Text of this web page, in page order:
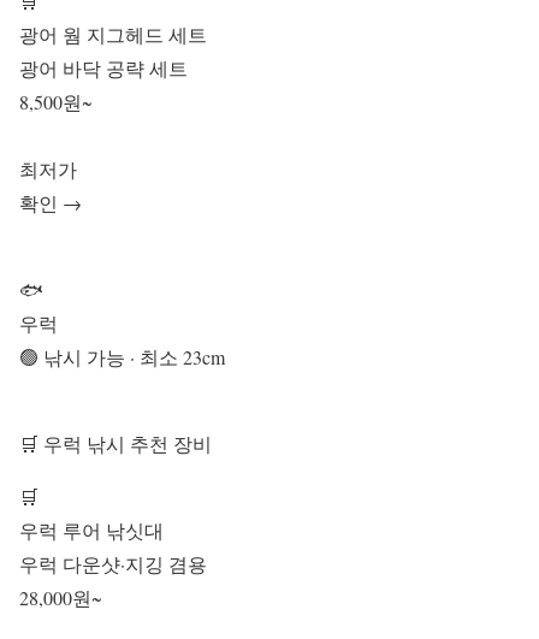
광어 웜 지그헤드 세트
광어 바닥 공략 세트
8,500원~
최저가
확인 →
🐟
우럭
🟢 낚시 가능 · 최소 23cm
🛒 우럭 낚시 추천 장비
🛒
우럭 루어 낚싯대
우럭 다운샷·지깅 겸용
28,000원~